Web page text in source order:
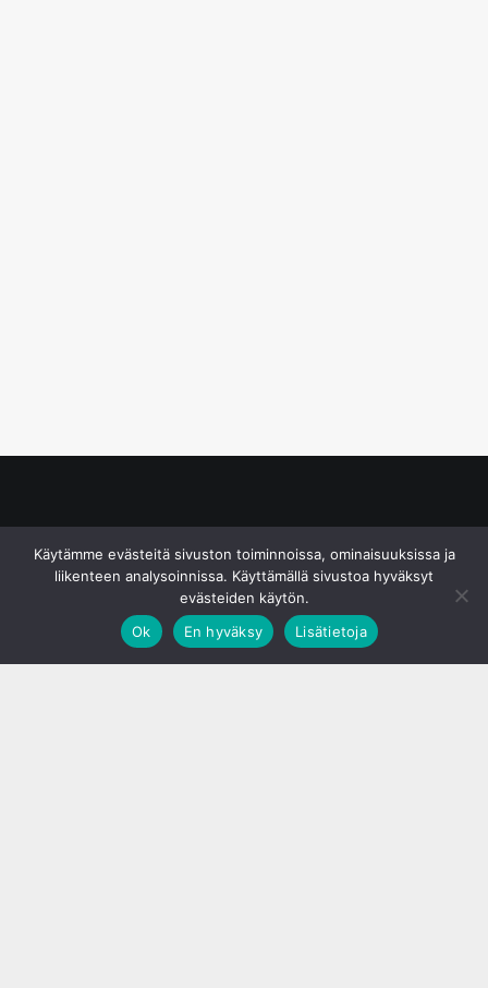
Käytämme evästeitä sivuston toiminnoissa, ominaisuuksissa ja
liikenteen analysoinnissa. Käyttämällä sivustoa hyväksyt
evästeiden käytön.
Ok
En hyväksy Lisätietoja